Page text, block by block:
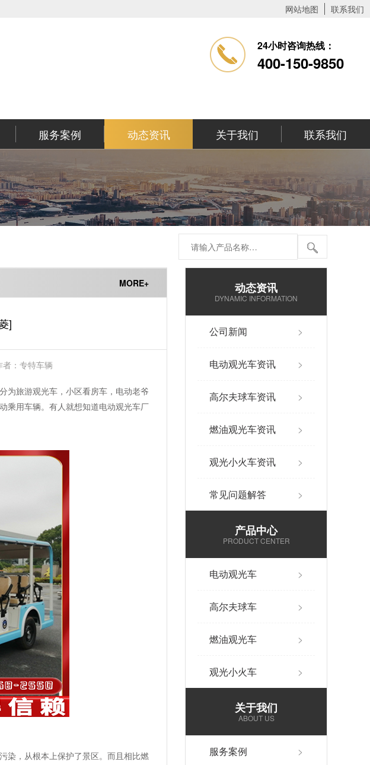
网站地图 联系我们
24小时咨询热线：
400-150-9850
服务案例 动态资讯 关于我们 联系我们
MORE+
]
： 专特车辆
为旅游观光车，小区看房车，电动老爷
乘用车辆。有人就想知道电动观光车厂
染，从根本上保护了景区。而且相比燃
动态资讯
DYNAMIC INFORMATION
公司新闻 >
电动观光车资讯 >
高尔夫球车资讯 >
燃油观光车资讯 >
观光小火车资讯 >
常见问题解答 >
产品中心
PRODUCT CENTER
电动观光车 >
高尔夫球车 >
燃油观光车 >
观光小火车 >
关于我们
ABOUT US
服务案例 >